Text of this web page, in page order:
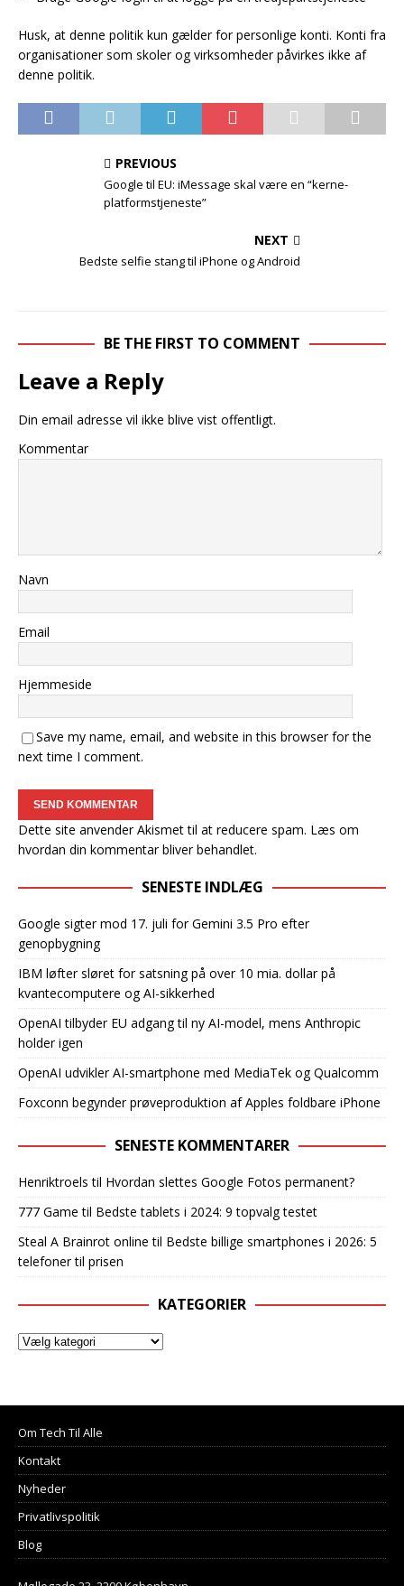
Husk, at denne politik kun gælder for personlige konti. Konti fra
organisationer som skoler og virksomheder påvirkes ikke af
denne politik.
PREVIOUS
Google til EU: iMessage skal være en “kerne-
platformstjeneste”
NEXT
Bedste selfie stang til iPhone og Android
BE THE FIRST TO COMMENT
Leave a Reply
Din email adresse vil ikke blive vist offentligt.
Kommentar
Navn
Email
Hjemmeside
Save my name, email, and website in this browser for the
next time I comment.
Dette site anvender Akismet til at reducere spam. Læs om
hvordan din kommentar bliver behandlet.
SENESTE INDLÆG
Google sigter mod 17. juli for Gemini 3.5 Pro efter
genopbygning
IBM løfter sløret for satsning på over 10 mia. dollar på
kvantecomputere og AI-sikkerhed
OpenAI tilbyder EU adgang til ny AI-model, mens Anthropic
holder igen
OpenAI udvikler AI-smartphone med MediaTek og Qualcomm
Foxconn begynder prøveproduktion af Apples foldbare iPhone
SENESTE KOMMENTARER
Henriktroels til Hvordan slettes Google Fotos permanent?
777 Game til Bedste tablets i 2024: 9 topvalg testet
Steal A Brainrot online til Bedste billige smartphones i 2026: 5
telefoner til prisen
KATEGORIER
Om Tech Til Alle
Kontakt
Nyheder
Privatlivspolitik
Blog